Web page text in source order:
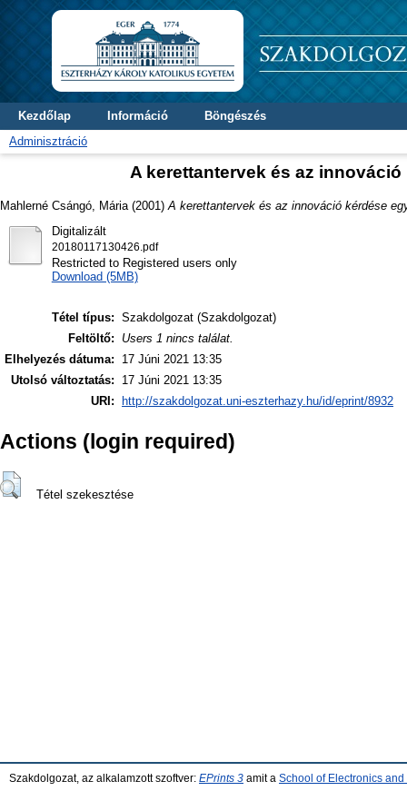
Kezdőlap Információ
Böngészés
Adminisztráció
A kerettantervek és az
Mahlerné Csángó, Mária (2001) A kerettantervek és az innováció kérdése
Digitalizált
20180117130426.pdf
Restricted to Registered users only
Download (5MB)
Tétel típus: Szakdolgozat (Szakdolgozat)
Feltöltő:
Users 1 nincs találat.
Elhelyezés dátuma:
17 Júni 2021 13:35
Utolsó változtatás:
17 Júni 2021 13:35
URI:
http://szakdolgozat.uni-eszterhazy.hu/id/eprint/8932
Actions (login required)
Tétel szekesztése
Szakdolgozat, az alkalamzott szoftver: EPrints 3 amit a School of Electronics